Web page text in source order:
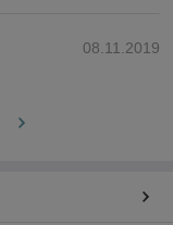
08.11.2019